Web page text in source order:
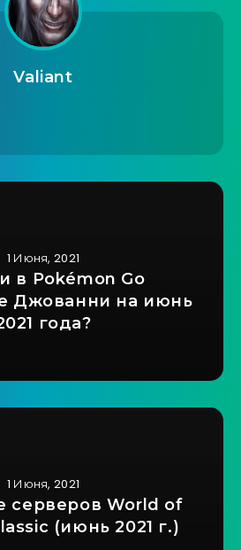
Valiant
1 Июня, 2021
в Pokémon Go
Джованни на июнь
года?
1 Июня, 2021
серверов World of
(июнь 2021 г.)